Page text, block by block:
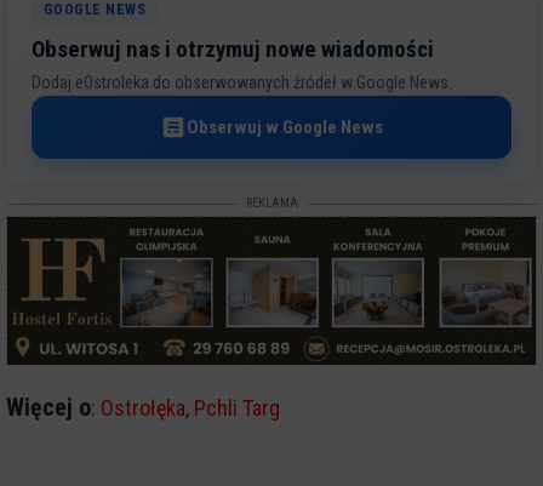
GOOGLE NEWS
Obserwuj nas i otrzymuj nowe wiadomości
Dodaj eOstroleka do obserwowanych źródeł w Google News.
Obserwuj w Google News
REKLAMA
Więcej o: Ostrołęka, Pchli Targ